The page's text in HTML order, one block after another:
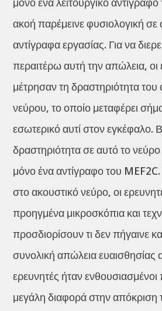
ακοή παρέμεινε φυσιολογική
αντίγραφα εργασίας. Για να
περαιτέρω αυτή την απώλεια, οι
μέτρησαν τη δραστηριότητα του
νεύρου, το οποίο μεταφέρει
εσωτερικό αυτί στον εγκέφαλο.
δραστηριότητα σε αυτό το νεύρο
μόνο ένα αντίγραφο του
στο ακουστικό νεύρο, οι
προηγμένα μικροσκόπια και
προσδιορίσουν τι δεν πήγαινε
συνολική απώλεια ευαισθησίας
ερευνητές ήταν ενθουσιασμένοι
μεγάλη διαφορά στην απόκριση